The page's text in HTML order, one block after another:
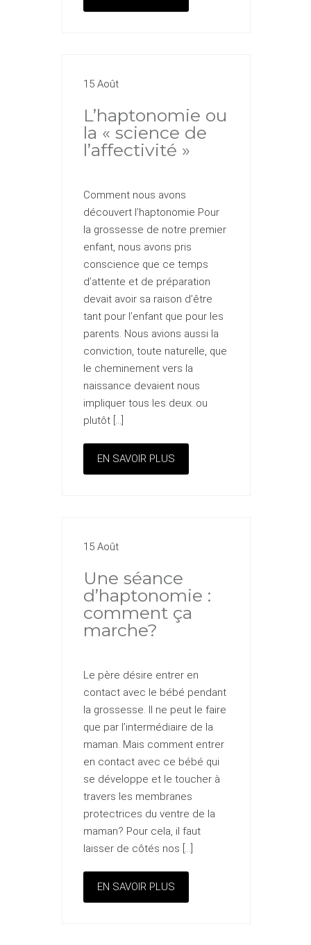
15 Août
L’haptonomie ou
la « science de
l’affectivité »
Comment nous avons
découvert l’haptonomie Pour
la grossesse de notre premier
enfant, nous avons pris
conscience que ce temps
d’attente et de préparation
devait avoir sa raison d’être
tant pour l’enfant que pour les
parents. Nous avions aussi la
conviction, toute naturelle, que
le cheminement vers la
naissance devaient nous
impliquer tous les deux..ou
plutôt […]
EN SAVOIR PLUS
15 Août
Une séance
d’haptonomie :
comment ça
marche?
Le père désire entrer en
contact avec le bébé pendant
la grossesse. Il ne peut le faire
que par l’intermédiaire de la
maman. Mais comment entrer
en contact avec ce bébé qui
se développe et le toucher à
travers les membranes
protectrices du ventre de la
maman? Pour cela, il faut
laisser de côtés nos […]
EN SAVOIR PLUS